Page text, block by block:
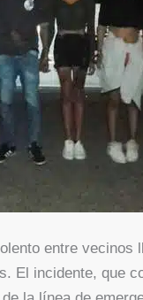
entre vecinos
El incidente, que